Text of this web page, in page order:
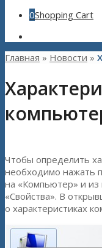
0Shopping Cart
Главная » Новости »
Чтобы определить
необходимо нажать
на «Компьютер» и
«Свойства». В
о характеристиках